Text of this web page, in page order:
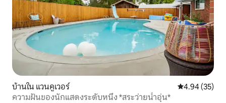
บ้านใน แวนคูเวอร์ คะแนนเฉลี่ย
4.94 (35)
ความฝันของนักแสดงระดับหนึ่ง *สระว่ายน้ำอุ่น*